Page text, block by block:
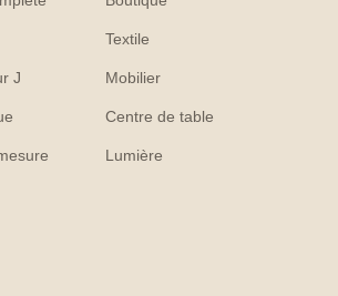
J
Textile
Mobilier
Centre de table
Lumière